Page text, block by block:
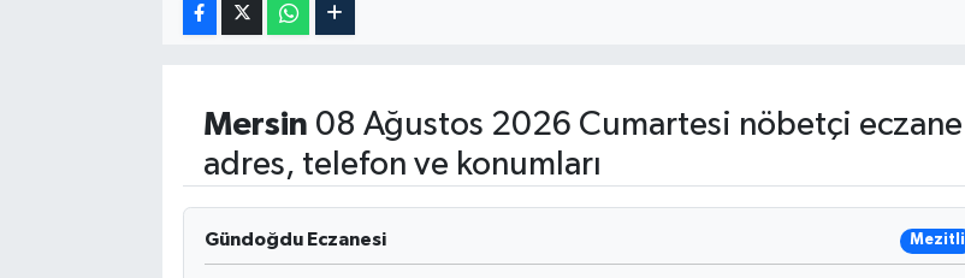
Mersin 08 Ağustos 2026 Cumartesi nöbetçi eczane
adres, telefon ve konumları
Gündoğdu Eczanesi Mezitli
Son Dakika Haberleri